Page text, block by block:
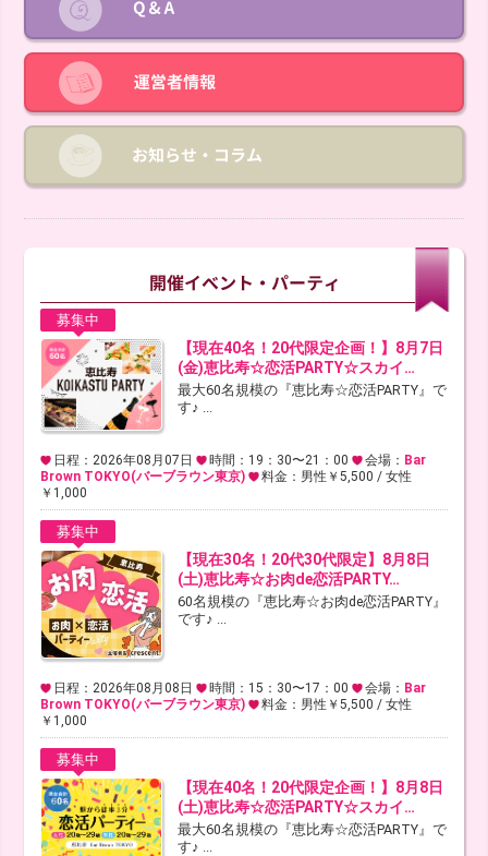
募集中
【現在40名！20代限定企画！】8月7日
(金)恵比寿☆恋活PARTY☆スカイ…
最大60名規模の『恵比寿☆恋活PARTY』で
す♪ ...
日程：2026年08月07日 時間：19：30〜21：00 会場： Bar
Brown TOKYO(バーブラウン東京)
料金：男性￥5,500 / 女性
￥1,000
募集中
【現在30名！20代30代限定】8月8日
(土)恵比寿☆お肉de恋活PARTY…
60名規模の『恵比寿☆お肉de恋活PARTY』
です♪ ...
日程：2026年08月08日 時間：15：30〜17：00 会場： Bar
Brown TOKYO(バーブラウン東京)
料金：男性￥5,500 / 女性
￥1,000
募集中
【現在40名！20代限定企画！】8月8日
(土)恵比寿☆恋活PARTY☆スカイ…
最大60名規模の『恵比寿☆恋活PARTY』で
す♪ ...